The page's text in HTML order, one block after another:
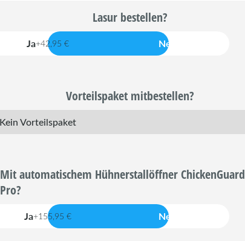
Lasur bestellen?
Ja+42,95 € Nein
Vorteilspaket mitbestellen?
Mit automatischem Hühnerstallöffner ChickenGuard
Pro?
Ja+155,95 € Nein